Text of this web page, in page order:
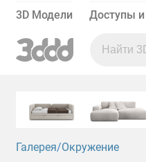
3D Модели Доступы и
Галерея Окружение